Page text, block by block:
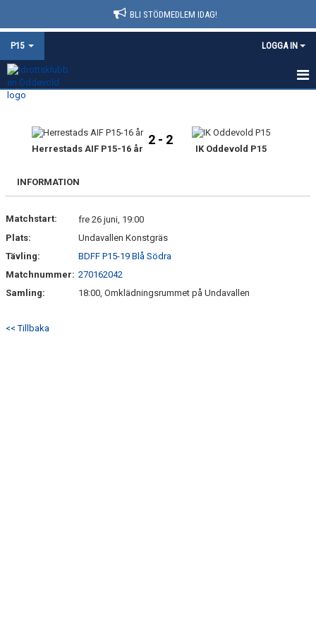
BLI STÖDMEDLEM IDAG!
P15 LOGGA IN
HEM
NYHETER
MATCHER
TRUPPEN
BILDGALLERI
Herrestads AIF P15-16 år
2 - 2
IK Oddevold P15
INFORMATION
Matchstart:
fre 26 juni, 19:00
Plats:
Undavallen Konstgräs
Tävling:
BDFF P15-19 Blå Södra
Matchnummer: 270162042
Samling:
18:00, Omklädningsrummet på Undavallen
<< Tillbaka